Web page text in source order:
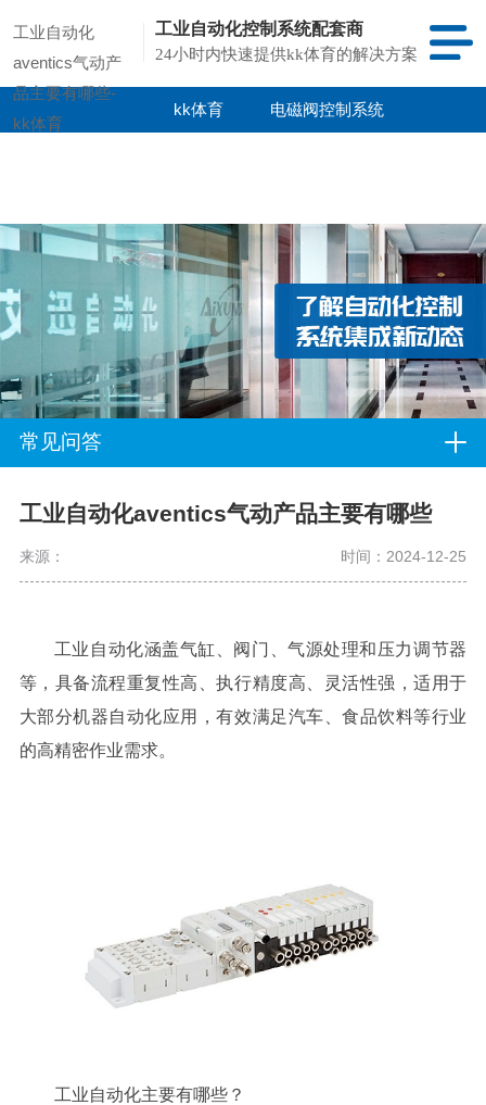
工业自动化
aventics气动产
品主要有哪些-
kk体育
工业自动化控制系统配套商
24小时内快速提供kk体育的解决方案
kk体育 电磁阀控制系统
常见问答
工业自动化aventics气动产品主要有哪些
来源： 时间：2024-12-25
工业自动化涵盖气缸、阀门、气源处理和压力调节器
等，具备流程重复性高、执行精度高、灵活性强，适用于
大部分机器自动化应用，有效满足汽车、食品饮料等行业
的高精密作业需求。
工业自动化主要有哪些？